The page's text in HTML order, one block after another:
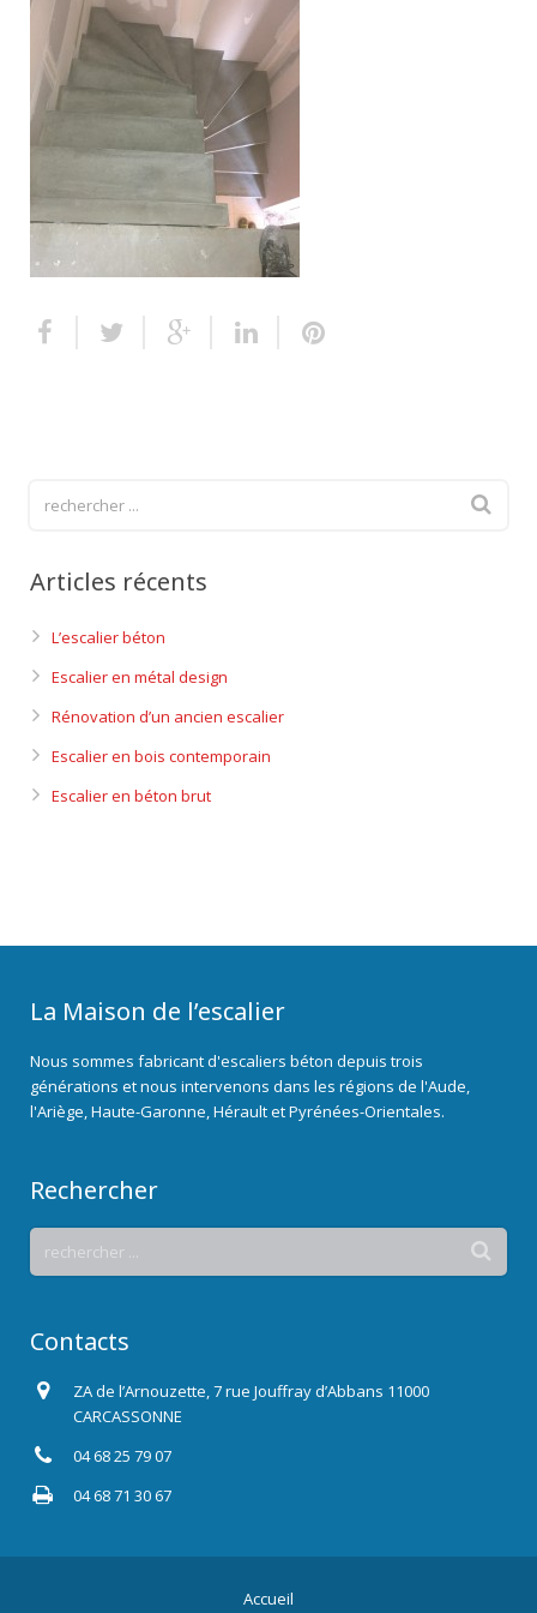
Escalier extérieur
Finitions pour escalier
Articles récents
L’escalier béton
Escalier en métal design
Rénovation d’un ancien escalier
Escalier en bois contemporain
Escalier en béton brut
La Maison de l’escalier
Nous sommes fabricant d'escaliers béton depuis trois
générations et nous intervenons dans les régions de l'Aude,
l'Ariège, Haute-Garonne, Hérault et Pyrénées-Orientales.
Rechercher
Contacts
ZA de l’Arnouzette, 7 rue Jouffray d’Abbans 11000
CARCASSONNE
04 68 25 79 07
04 68 71 30 67
Accueil